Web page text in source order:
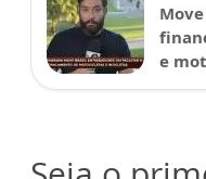
e